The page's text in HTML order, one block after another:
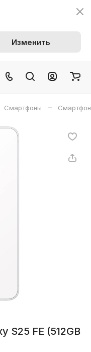
Изменить
Смартфоны –
S25 FE (512GB